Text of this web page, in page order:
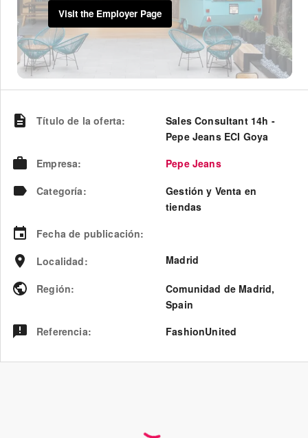
Visit the Employer Page
Título de la oferta:
Sales Consultant 14h -
Pepe Jeans ECI Goya
Empresa:
Pepe Jeans
Categoría:
Gestión y Venta en
tiendas
Fecha de publicación:
Localidad: Madrid
Región: Comunidad de Madrid,
Spain
Referencia: FashionUnited